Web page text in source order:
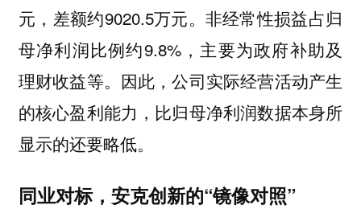
元，差额约9020.5万元。非经常性损益占归
母净利润比例约9.8%，主要为政府补助及
理财收益等。因此，公司实际经营活动产生
的核心盈利能力，比归母净利润数据本身所
显示的还要略低。
同业对标，安克创新的“镜像对照”